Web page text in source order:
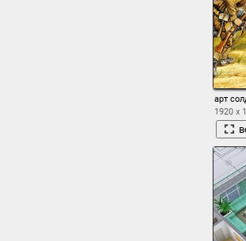
арт
1920 x